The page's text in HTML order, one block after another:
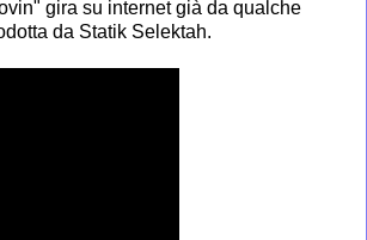
gira su internet già da qualche
da Statik Selektah.